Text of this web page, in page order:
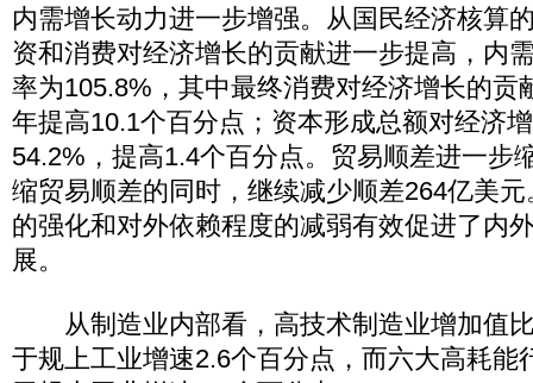
内需增长动力进一步增强。从国民经济核算
资和消费对经济增长的贡献进一步提高，内
率为105.8%，其中最终消费对经济增长的贡
年提高10.1个百分点；资本形成总额对经济
54.2%，提高1.4个百分点。贸易顺差进一步
缩贸易顺差的同时，继续减少顺差264亿美
的强化和对外依赖程度的减弱有效促进了内
展。
从制造业内部看，高技术制造业增加值
于规上工业增速2.6个百分点，而六大高耗能